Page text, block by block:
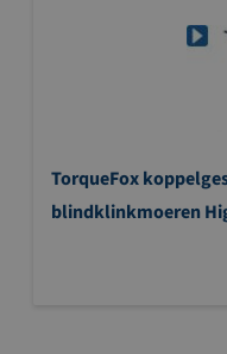
TorqueFox
blindklinkmoeren